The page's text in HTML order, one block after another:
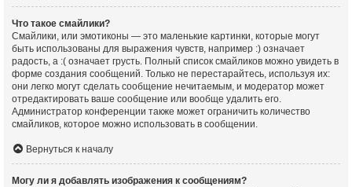
Что такое смайлики?
Смайлики, или эмотиконы — это маленькие картинки, которые могут
быть использованы для выражения чувств, например :) означает
радость, а :( означает грусть. Полный список смайликов можно увидеть в
форме создания сообщений. Только не перестарайтесь, используя их:
они легко могут сделать сообщение нечитаемым, и модератор может
отредактировать ваше сообщение или вообще удалить его.
Администратор конференции также может ограничить количество
смайликов, которое можно использовать в сообщении.
Вернуться к началу
Могу ли я добавлять изображения к сообщениям?